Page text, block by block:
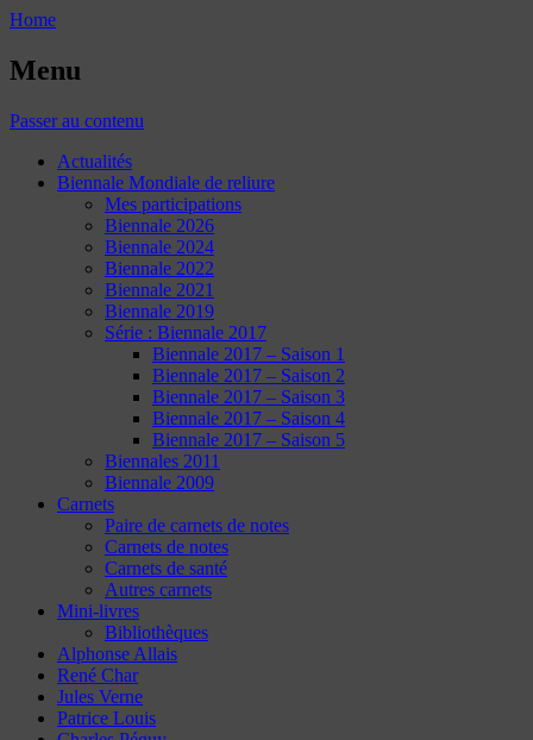
Home
Menu
Passer au contenu
Actualités
Biennale Mondiale de reliure
Mes participations
Biennale 2026
Biennale 2024
Biennale 2022
Biennale 2021
Biennale 2019
Série : Biennale 2017
Biennale 2017 – Saison 1
Biennale 2017 – Saison 2
Biennale 2017 – Saison 3
Biennale 2017 – Saison 4
Biennale 2017 – Saison 5
Biennales 2011
Biennale 2009
Carnets
Paire de carnets de notes
Carnets de notes
Carnets de santé
Autres carnets
Mini-livres
Bibliothèques
Alphonse Allais
René Char
Jules Verne
Patrice Louis